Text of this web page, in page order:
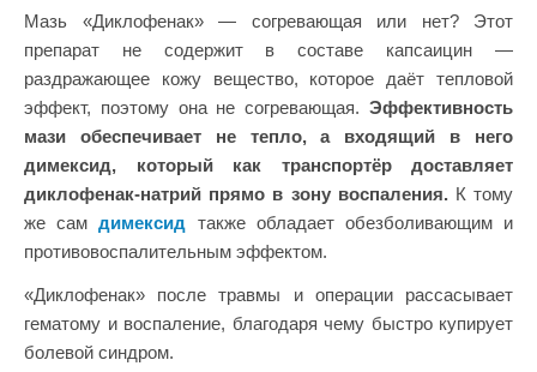
Мазь «Диклофенак» — согревающая или нет? Этот
препарат не содержит в составе капсаицин —
раздражающее кожу вещество, которое даёт тепловой
эффект, поэтому она не согревающая. Эффективность
мази обеспечивает не тепло, а входящий в него
димексид, который как транспортёр доставляет
диклофенак-натрий прямо в зону воспаления.К тому
же самдимексид также обладает обезболивающим и
противовоспалительным эффектом.
«Диклофенак» после травмы и операции рассасывает
гематому и воспаление, благодаря чему быстро купирует
болевой синдром.